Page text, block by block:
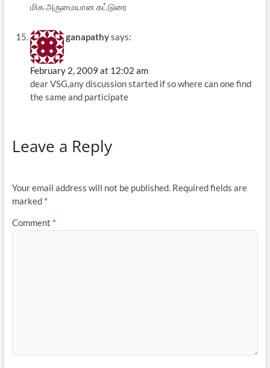
மிக அருமையான கட்டுரை
ganapathysays:
February 2, 2009 at 12:02 am
dear VSG,any discussion started if so where can one find
the same and participate
Leave a Reply
Your email address will not be published. Required fields are
marked *
Comment *